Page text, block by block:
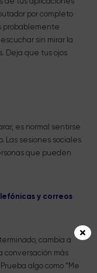
por completo
probablemente
sin mirar la
Deja que tus ojos
es normal sentirse
Las sesiones sociales
que pueden
y correos
cambia a
conversación más
algo como “Me